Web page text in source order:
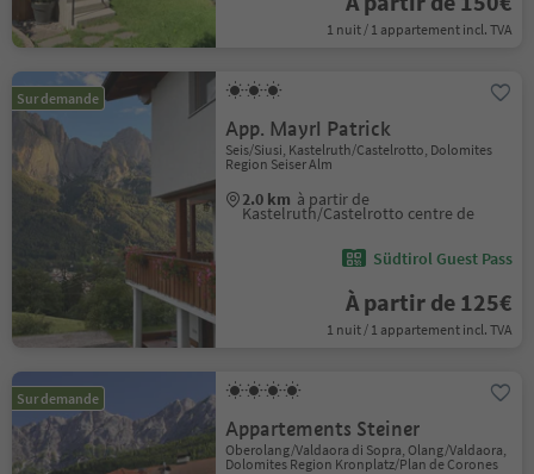
1 nuit / 1 appartement incl. TVA
Sur demande
App. Mayrl Patrick
Seis/Siusi, Kastelruth/Castelrotto, Dolomites
Region Seiser Alm
2.0 km à partir de
Kastelruth/Castelrotto centre de
Südtirol Guest Pass
À partir de 125€
1 nuit / 1 appartement incl. TVA
Sur demande
Appartements Steiner
Oberolang/Valdaora di Sopra, Olang/Valdaora,
Dolomites Region Kronplatz/Plan de Corones